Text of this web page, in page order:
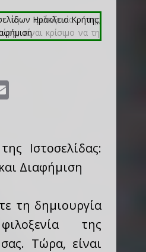
Ιστοσελίδας:
Διαφήμιση
τη δημιουργία
της
σας. Τώρα, είναι